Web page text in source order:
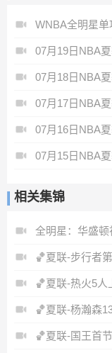
WNBA全明星
07月19日NBA
07月18日NBA
07月17日NBA
07月16日NBA
07月15日NBA
相关集锦